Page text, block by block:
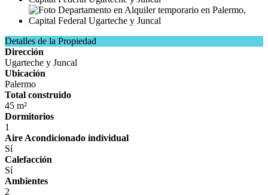
Detalles de la Propiedad
Dirección
Ugarteche y Juncal
Ubicación
Palermo
Total construido
45 m²
Dormitorios
1
Aire Acondicionado individual
Sí
Calefacción
Sí
Ambientes
2